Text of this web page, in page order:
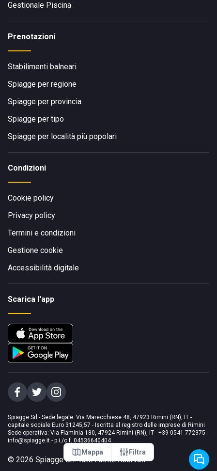
Mappa Filtra
Gestionale Piscina
Prenotazioni
Stabilimenti balneari
Spiagge per regione
Spiagge per provincia
Spiagge per tipo
Spiagge per località più popolari
Condizioni
Cookie policy
Privacy policy
Termini e condizioni
Gestione cookie
Accessibilità digitale
Scarica l'app
Spiagge Srl - Sede legale: Via Marecchiese 48, 47923 Rimini (RN), IT -
capitale sociale Euro 31245,57 - Iscritta al registro delle imprese di Rimini
Sede operativa: Via Flaminia 180, 47924 Rimini (RN), IT - +39 0541 772375 -
info@spiagge.it - p.i./c.f. 04536640404
© 2026 Spiagge Srl. Tutti i diritti riservati.